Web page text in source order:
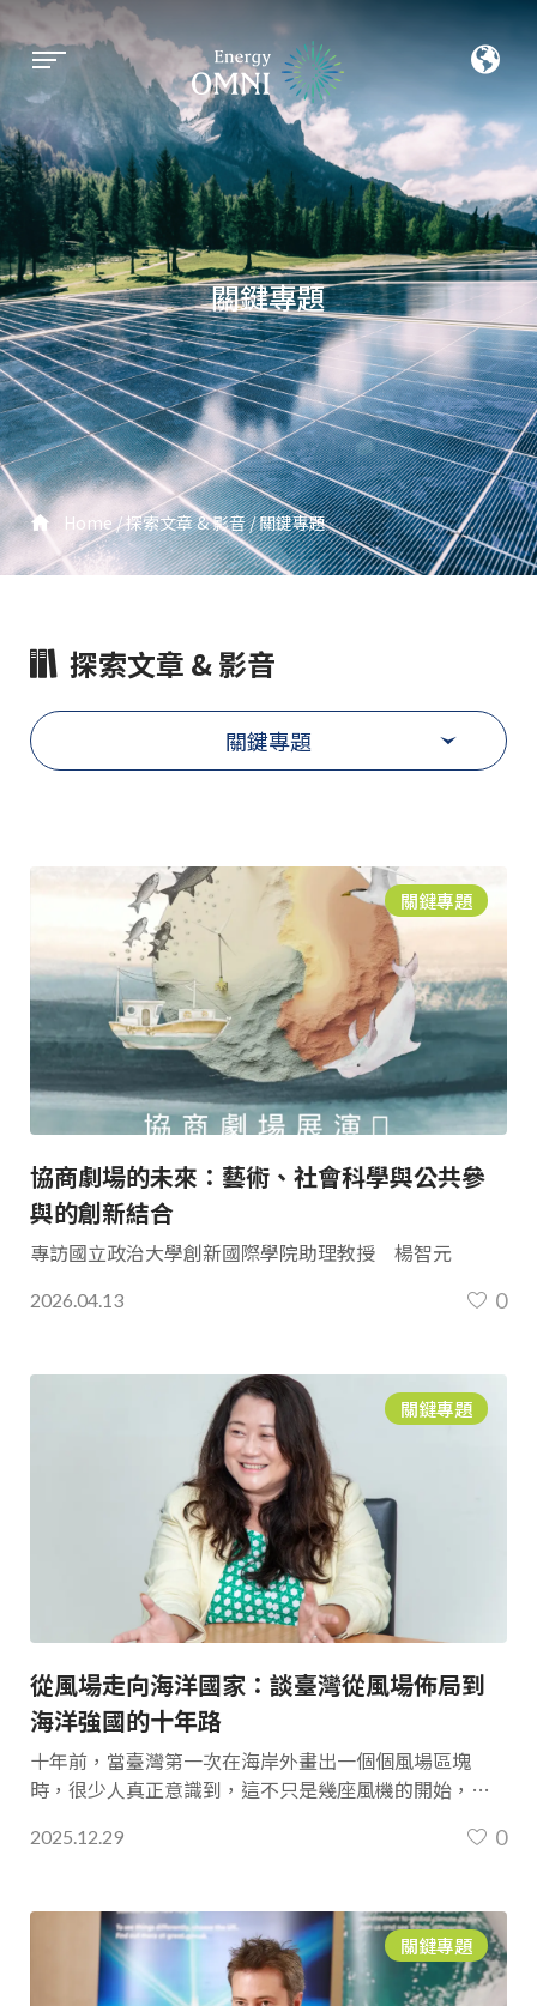
關鍵專題
Home 探索文章 & 影音 關鍵專題
探索文章 & 影音
關鍵專題
關鍵專題
協商劇場的未來：藝術、社會科學與公共參
與的創新結合
專訪國立政治大學創新國際學院助理教授 楊智元
2026.04.13 0
關鍵專題
從風場走向海洋國家：談臺灣從風場佈局到
海洋強國的十年路
十年前，當臺灣第一次在海岸外畫出一個個風場區塊
時，很少人真正意識到，這不只是幾座風機的開始，而
一輪離岸風場陸續併網，產業卻似乎在成本壓力與國際
側記、在研究計畫中觀察這個產業如何誕生、跌撞、摸
索與立足。他們談的，已經不只是風電本身，而是：臺
灣到底要成為怎樣的一個海洋國家。
2025.12.29 0
關鍵專題